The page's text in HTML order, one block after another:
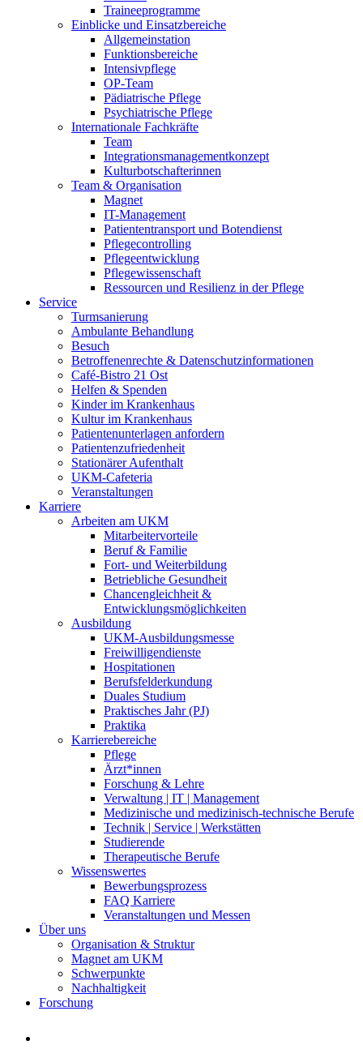
Traineeprogramme
Einblicke und Einsatzbereiche
Allgemeinstation
Funktionsbereiche
Intensivpflege
OP-Team
Pädiatrische Pflege
Psychiatrische Pflege
Internationale Fachkräfte
Team
Integrationsmanagementkonzept
Kulturbotschafterinnen
Team & Organisation
Magnet
IT-Management
Patiententransport und Botendienst
Pflegecontrolling
Pflegeentwicklung
Pflegewissenschaft
Ressourcen und Resilienz in der Pflege
Service
Turmsanierung
Ambulante Behandlung
Besuch
Betroffenenrechte & Datenschutzinformationen
Café-Bistro 21 Ost
Helfen & Spenden
Kinder im Krankenhaus
Kultur im Krankenhaus
Patientenunterlagen anfordern
Patientenzufriedenheit
Stationärer Aufenthalt
UKM-Cafeteria
Veranstaltungen
Karriere
Arbeiten am UKM
Mitarbeitervorteile
Beruf & Familie
Fort- und Weiterbildung
Betriebliche Gesundheit
Chancengleichheit &
Entwicklungsmöglichkeiten
Ausbildung
UKM-Ausbildungsmesse
Freiwilligendienste
Hospitationen
Berufsfelderkundung
Duales Studium
Praktisches Jahr (PJ)
Praktika
Karrierebereiche
Pflege
Ärzt*innen
Forschung & Lehre
Verwaltung | IT | Management
Medizinische und medizinisch-technische Berufe
Technik | Service | Werkstätten
Studierende
Therapeutische Berufe
Wissenswertes
Bewerbungsprozess
FAQ Karriere
Veranstaltungen und Messen
Über uns
Organisation & Struktur
Magnet am UKM
Schwerpunkte
Nachhaltigkeit
Forschung